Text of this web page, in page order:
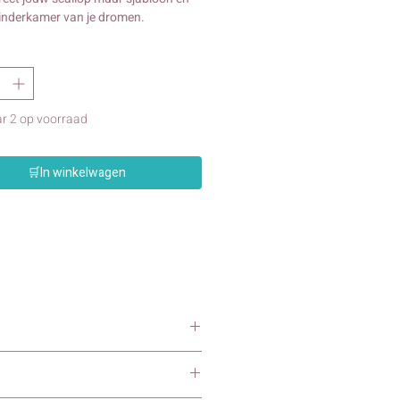
van je dromen.
2 op voorraad
🛒In winkelwagen
een rand van wolkjes. Dit patroon is